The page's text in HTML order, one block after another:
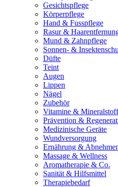
Gesichtspflege
Körperpflege
Hand & Fusspflege
Rasur &
Mund & Zahnpflege
Sonnen- &
Düfte
Teint
Augen
Lippen
Nägel
Zubehör
Vitamine &
Prävention &
Medizinische Geräte
Wundversorgung
Ernährung &
Massage & Wellness
Aromatherapie & Co.
Sanität & Hilfsmittel
Therapiebedarf